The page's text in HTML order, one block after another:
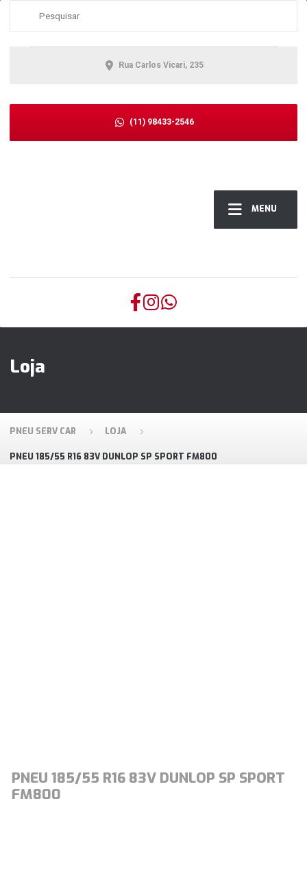
MENU
Rua Carlos Vicari, 235
(11) 98433-2546
Loja
PNEU SERV CAR LOJA
PNEU 185/55 R16 83V DUNLOP SP SPORT FM800
PNEU 185/55 R16 83V DUNLOP SP SPORT
FM800